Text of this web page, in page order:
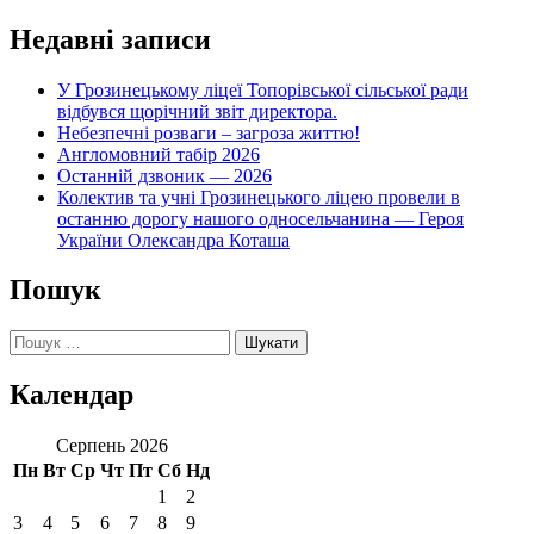
Недавні записи
У Грозинецькому ліцеї Топорівської сільської ради
відбувся щорічний звіт директора.
Небезпечні розваги – загроза життю!
Англомовний табір 2026
Останній дзвоник — 2026
Колектив та учні Грозинецького ліцею провели в
останню дорогу нашого односельчанина — Героя
України Олександра Коташа
Пошук
Пошук:
Календар
Серпень 2026
Пн Вт Ср Чт Пт Сб Нд
1
2
3
4 5 6 7 8 9